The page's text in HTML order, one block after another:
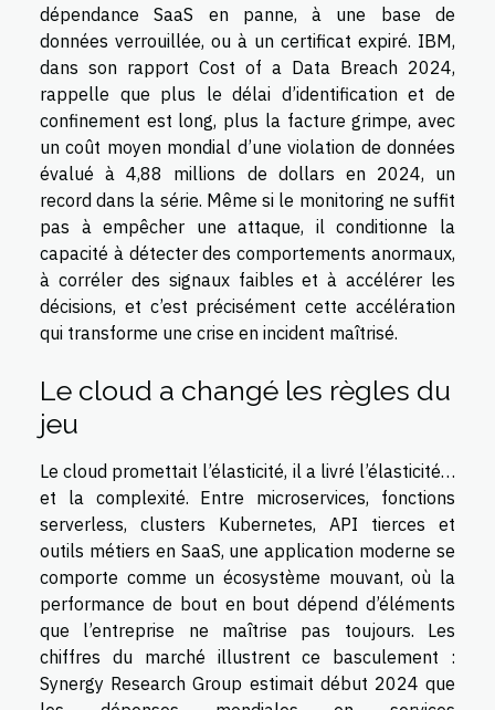
dépendance SaaS en panne, à une base de
données verrouillée, ou à un certificat expiré. IBM,
dans son rapport Cost of a Data Breach 2024,
rappelle que plus le délai d’identification et de
confinement est long, plus la facture grimpe, avec
un coût moyen mondial d’une violation de données
évalué à 4,88 millions de dollars en 2024, un
record dans la série. Même si le monitoring ne suffit
pas à empêcher une attaque, il conditionne la
capacité à détecter des comportements anormaux,
à corréler des signaux faibles et à accélérer les
décisions, et c’est précisément cette accélération
qui transforme une crise en incident maîtrisé.
Le cloud a changé les règles du
jeu
Le cloud promettait l’élasticité, il a livré l’élasticité…
et la complexité. Entre microservices, fonctions
serverless, clusters Kubernetes, API tierces et
outils métiers en SaaS, une application moderne se
comporte comme un écosystème mouvant, où la
performance de bout en bout dépend d’éléments
que l’entreprise ne maîtrise pas toujours. Les
chiffres du marché illustrent ce basculement :
Synergy Research Group estimait début 2024 que